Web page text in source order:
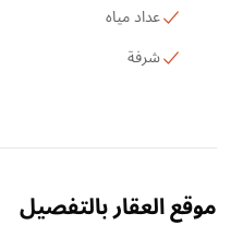
عداد مياه
شرفة
موقع العقار بالتفصيل